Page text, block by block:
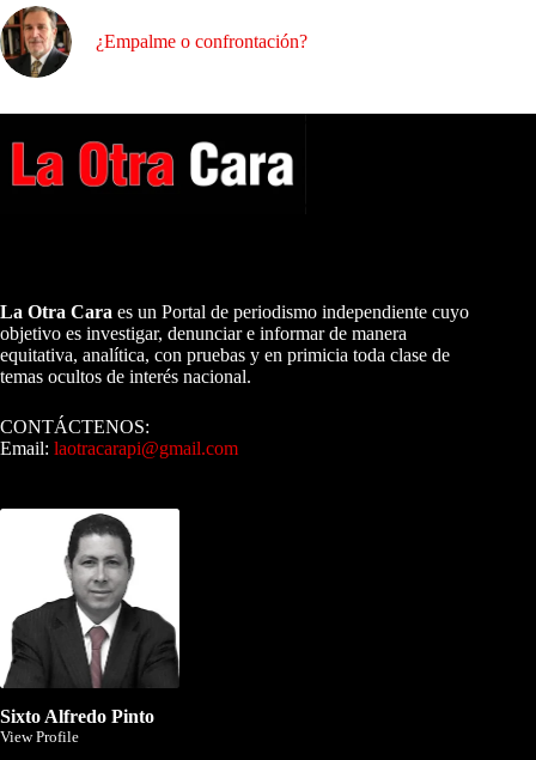
¿Empalme o confrontación?
La Otra Cara es un Portal de periodismo independiente cuyo
objetivo es investigar, denunciar e informar de manera
equitativa, analítica, con pruebas y en primicia toda clase de
temas ocultos de interés nacional.
CONTÁCTENOS:
Email: laotracarapi@gmail.com
Sixto Alfredo Pinto
View Profile